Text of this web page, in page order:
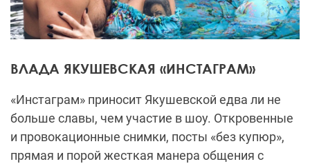
ВЛАДА ЯКУШЕВСКАЯ «ИНСТАГРАМ»
«Инстаграм» приносит Якушевской едва ли не
больше славы, чем участие в шоу. Откровенные
и провокационные снимки, посты «без купюр»,
прямая и порой жесткая манера общения с